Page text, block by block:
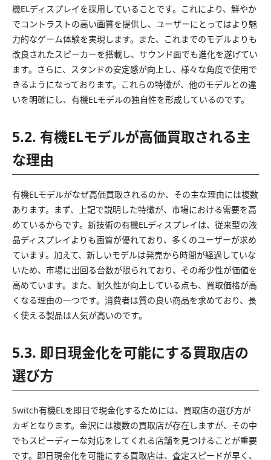
機ELディスプレイを採用していることです。これにより、鮮やか
でコントラストの高い画質を提供し、ユーザーにとってはより魅
力的なゲーム体験を実現します。また、これまでのモデルよりも
改良されたスピーカーを搭載し、サウンド面でも進化を遂げてい
ます。さらに、スタンドの安定感が向上し、様々な角度で使用で
きるようになっております。これらの特徴が、他のモデルとの違
いを明確にし、有機ELモデルの独自性を形成しているのです。
5.2. 有機ELモデルが高価買取される主
な理由
有機ELモデルがなぜ高価買取されるのか、その主な理由には複数
あります。まず、上記で説明した特徴が、市場における需要を高
めているからです。新技術の有機ELディスプレイは、従来型の液
晶ディスプレイよりも画質が優れており、多くのユーザーが求め
ています。加えて、新しいモデルは発売から時間が経過していな
いため、市場に出回る台数が限られており、その希少性が価値を
高めています。また、耐久性が向上している点も、買取価格が高
くなる理由の一つです。消費者は質の良い商品を求めており、長
く使える製品は人気が高いのです。
5.3. 即日現金化を可能にする買取店の
選び方
Switch有機ELを即日で現金化するためには、買取店の選び方が
カギとなります。金沢には複数の買取店が存在しますが、その中
でもスピーディーな対応をしてくれる店舗を見つけることが重要
です。即日現金化を可能にする買取店は、査定スピードが早く、